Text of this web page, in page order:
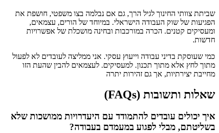
שביתת צוותי החינוך לגיל הרך, גם אם נבלמה בצו משפטי, חושפת את
הפגיעות של שוק העבודה הישראלי. במיוחד של הורים, עצמאים,
ומעסיקים קטנים. הכרה במורכבות ובחינה מושכלת של אפשרויות
חדשות.
כמי שעוסקת בדיני עבודה וייעוץ עסקי. אני ממליצה לעובדים לא לפעול
מתוך לחץ אלא מתוך תכנון. למעסיקים. לעצמאים להבין שהעת הזו
מחייבת יצירתיות, אך גם זהירות יתרה
שאלות ותשובות (FAQs)
איך יכולים עובדים להתמודד עם היעדרויות ממושכות שלא
בשליטתם, מבלי לפגוע במעמדם בעבודה?